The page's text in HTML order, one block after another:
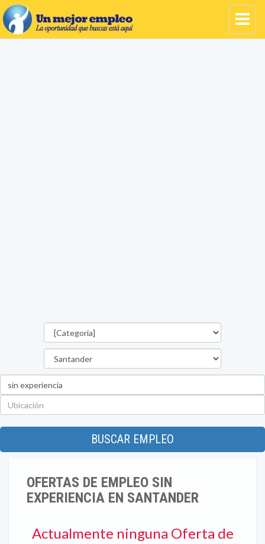
BUSCAR EMPLEO
OFERTAS DE EMPLEO SIN
EXPERIENCIA EN SANTANDER
Actualmente ninguna Oferta de